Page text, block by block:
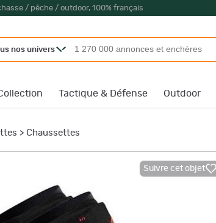
/ pêche / outdoor, 100% français
nos univers
Tactique & Défense Outdoor
> Chaussettes
Suivre cet objet